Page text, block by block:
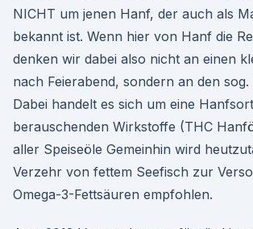
NICHT um jenen Hanf, der auch als
bekannt ist. Wenn hier von Hanf die
denken wir dabei also nicht an einen
nach Feierabend, sondern an den
Dabei handelt es sich um eine
berauschenden Wirkstoffe (THC
aller Speiseöle Gemeinhin wird
Verzehr von fettem Seefisch zur
Omega-3-Fettsäuren empfohlen.